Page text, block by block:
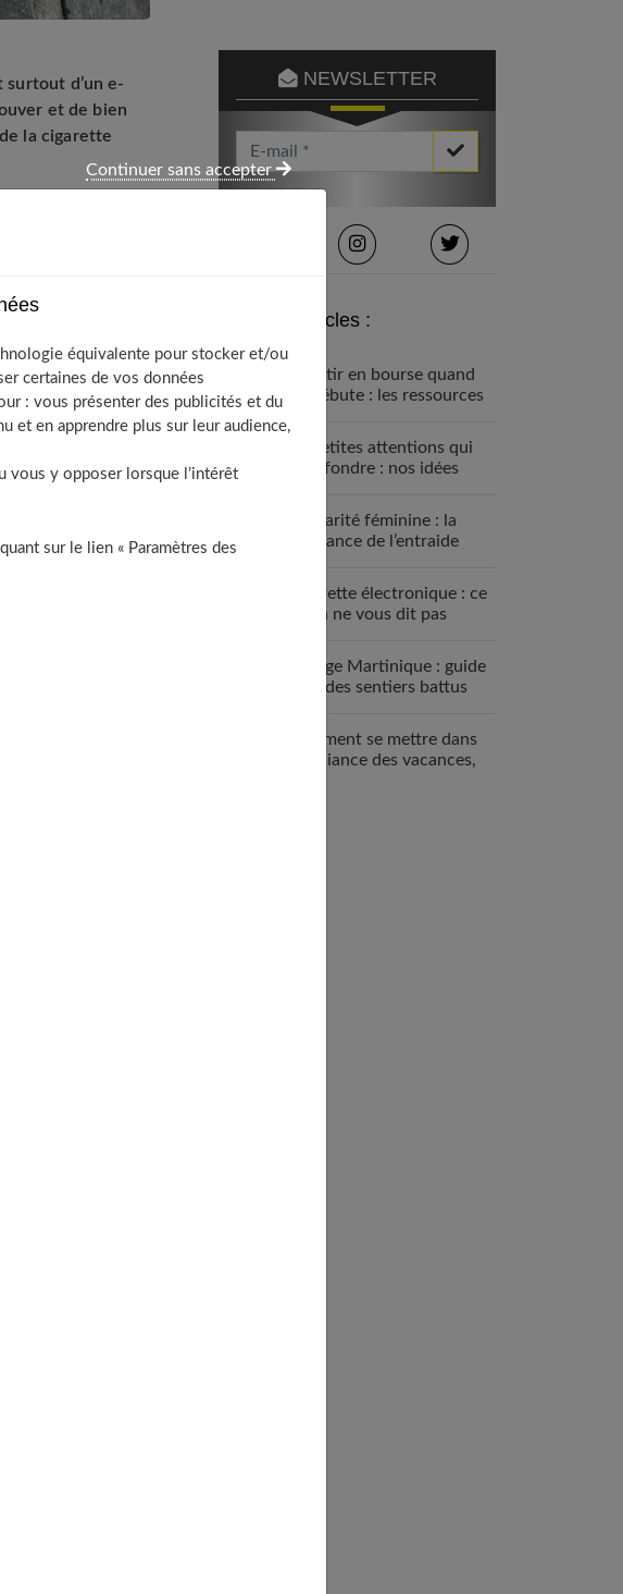
d’un e-
et de bien
la cigarette
?
ensuite
Elle
la gorge et
e-liquides en
qui rend les
NEWSLETTER
Votre Email *
Derniers articles :
Investir en bourse quand
on débute : les ressources
Héros
10 petites attentions qui
font fondre : nos idées
Solidarité féminine : la
puissance de l’entraide
Cigarette électronique : ce
qu’on ne vous dit pas
Voyage Martinique : guide
hors des sentiers battus
Comment se mettre dans
l’ambiance des vacances,
équivalente pour stocker et/ou
certaines de vos données
: vous présenter des publicités et du
et en apprendre plus sur leur audience,
vous y opposer lorsque l’intérêt
sur le lien « Paramètres des
Continuer sans accepter